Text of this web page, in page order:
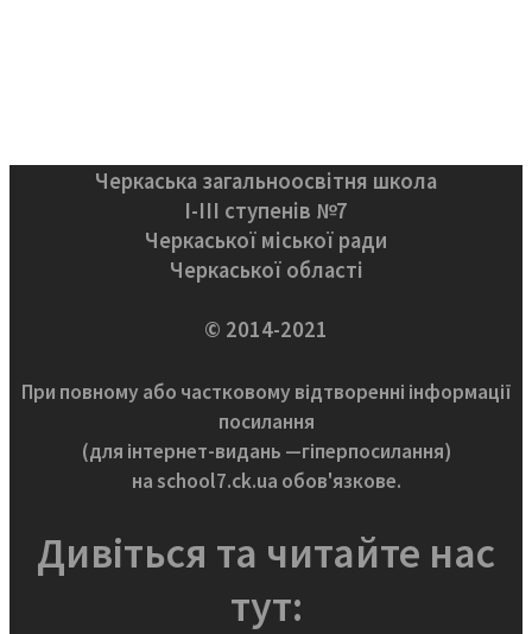
Черкаська загальноосвітня школа
І-ІІІ ступенів №7
Черкаської міської ради
Черкаської області
© 2014-2021
При повному або частковому відтворенні інформації
посилання
(для інтернет-видань —гіперпосилання)
на school7.ck.ua обов'язкове.
Дивіться та читайте нас
тут: